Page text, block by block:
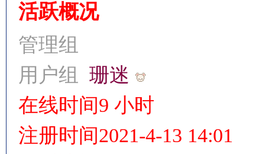
活跃概况
管理组
用户组 珊迷
在线时间9 小时
注册时间2021-4-13 14:01